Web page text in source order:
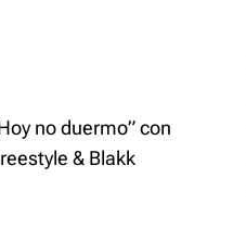
no duermo” con
& Blakk